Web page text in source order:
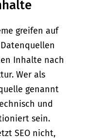
greifen auf
Inhalte nach
Wer als
genannt
und
sein.
SEO nicht,